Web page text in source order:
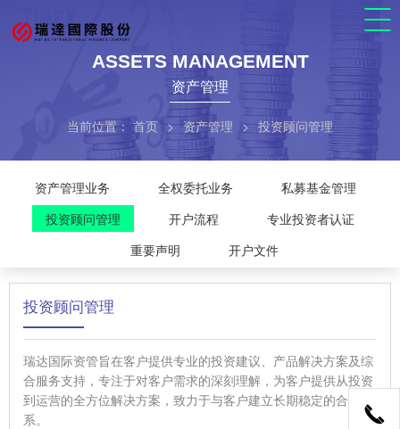
ASSETS MANAGEMENT
资产管理
当前位置：首页 > 资产管理 > 投资顾问管理
资产管理业务 全权委托业务
私募基金管理
投资顾问管理
开户流程
专业投资者认证
重要声明
开户文件
投资顾问管理
瑞达国际资管旨在客户提供专业的投资建议、产品解决方案及综
合服务支持，专注于对客户需求的深刻理解，为客户提供从投资
到运营的全方位解决方案，致力于与客户建立长期稳定的合作关
系。